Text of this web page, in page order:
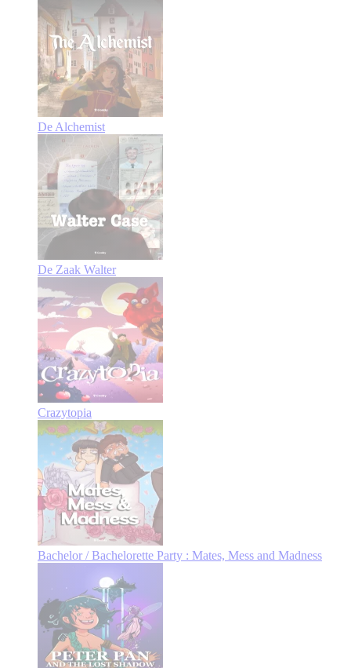
De Alchemist
De Zaak Walter
Crazytopia
Bachelor / Bachelorette Party : Mates, Mess and Madness